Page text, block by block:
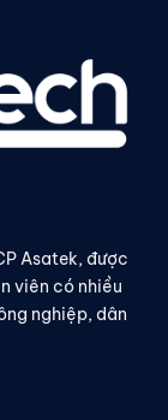
Asatek, được
viên có nhiều
nghiệp, dân